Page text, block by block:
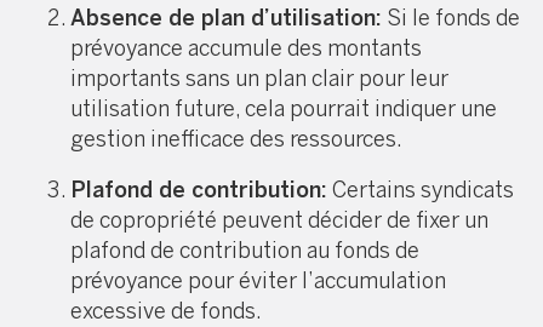
Absence de plan d’utilisation: Si le fonds de
prévoyance accumule des montants
importants sans un plan clair pour leur
utilisation future, cela pourrait indiquer une
gestion inefficace des ressources.
Plafond de contribution: Certains syndicats
de copropriété peuvent décider de fixer un
plafond de contribution au fonds de
prévoyance pour éviter l’accumulation
excessive de fonds.